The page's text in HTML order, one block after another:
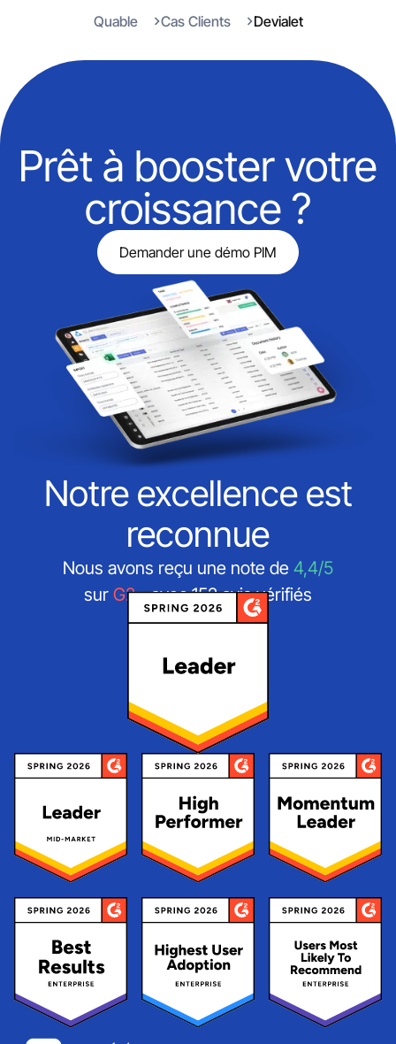
Quable Cas Clients Devialet
Prêt à booster votre
croissance ?
Demander une démo PIM
Notre excellence est
reconnue
Nous avons reçu une note de 4,4/5
sur G2- avec 152 avis vérifiés